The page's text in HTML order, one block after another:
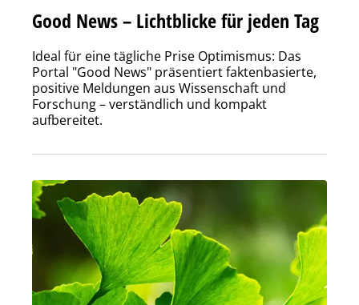
Good News – Lichtblicke für jeden Tag
Ideal für eine tägliche Prise Optimismus: Das
Portal "Good News" präsentiert faktenbasierte,
positive Meldungen aus Wissenschaft und
Forschung – verständlich und kompakt
aufbereitet.